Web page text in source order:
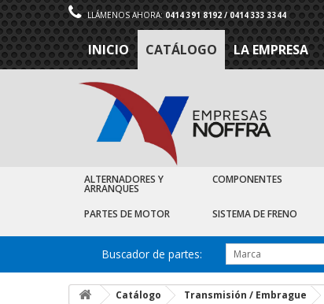
LLÁMENOS AHORA: 0414 391 8192 / 0414 333 3344
INICIO CATÁLOGO LA EMPRESA
ALTERNADORES Y
ARRANQUES
COMPONENTES
PARTES DE MOTOR SISTEMA DE FRENO
Buscador de partes: Marca
Catálogo Transmisión / Embrague